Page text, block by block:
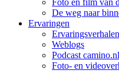
Foto en film van
De weg naar
Ervaringen
Ervaringsverhalen
Weblogs
Podcast camino.nl
Foto- en